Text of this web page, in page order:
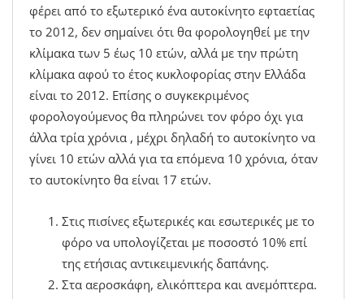
φέρει από το εξωτερικό ένα αυτοκίνητο εφταετίας
το 2012, δεν σημαίνει ότι θα φορολογηθεί με την
κλίμακα των 5 έως 10 ετών, αλλά με την πρώτη
κλίμακα αφού το έτος κυκλοφορίας στην Ελλάδα
είναι το 2012. Επίσης ο συγκεκριμένος
φορολογούμενος θα πληρώνει τον φόρο όχι για
άλλα τρία χρόνια , μέχρι δηλαδή το αυτοκίνητο να
γίνει 10 ετών αλλά για τα επόμενα 10 χρόνια, όταν
το αυτοκίνητο θα είναι 17 ετών.
Στις πισίνες εξωτερικές και εσωτερικές με το
φόρο να υπολογίζεται με ποσοστό 10% επί
της ετήσιας αντικειμενικής δαπάνης.
Στα αεροσκάφη, ελικόπτερα και ανεμόπτερα.